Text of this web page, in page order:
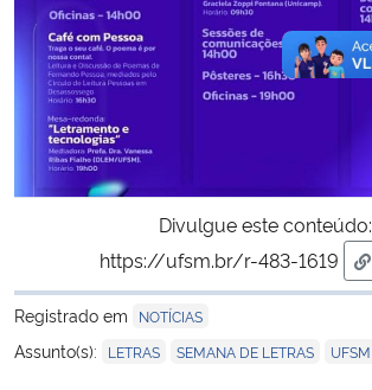
Divulgue este conteúdo:
https://ufsm.br/r-483-1619
Registrado em
NOTÍCIAS
Assunto(s): LETRAS SEMANA DE LETRAS UFSM